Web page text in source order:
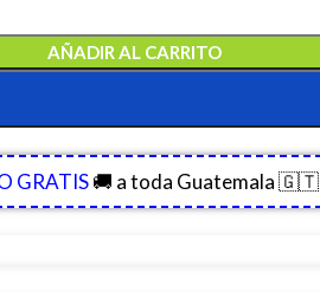
AÑADIR AL CARRITO
GRATIS🚚 a toda Guatemala 🇬🇹